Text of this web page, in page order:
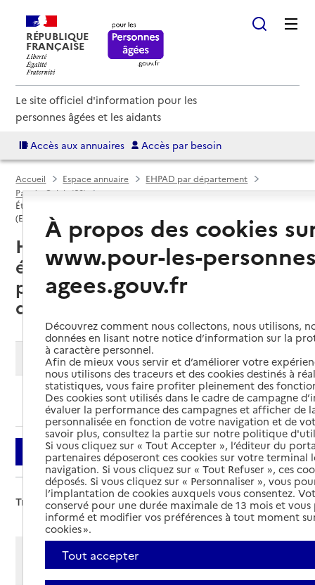
RÉPUBLIQUE
FRANÇAISE
Le site officiel d'information pour les
personnes âgées et les aidants
Accès aux annuaires Accès par besoin
Accueil Espace annuaire
EHPAD par département
Pas-de-Calais (62)
Établissement d'hébergement pour personnes âgées dépendantes
(EHPAD)
Hesdin (62140) : liste des 3
établissements d'hébergement
pour personnes âgées
dépendantes (EHPAD)
Modifier ma recherche
Ajouter cette recherche aux favoris
Filtrer
Trier par :
Afficher les résultats par:
Mode liste
Mode carte
À propos des cookies
www.pour-les-
agees.gouv.fr
Découvrez comment nous collectons, nous utilisons,
données en lisant notre notice d’information sur la
à caractère personnel.
Afin de mieux vous servir et d’améliorer votre
nous utilisons des traceurs et des cookies destinés à
statistiques, vous faire profiter pleinement des
Des cookies sont utilisés dans le cadre de campagne
évaluer la performance des campagnes et afficher de
personnalisée en fonction de votre navigation et de
savoir plus, consultez la partie sur notre politique
Si vous cliquez sur « Tout Accepter », l’éditeur du
partenaires déposeront ces cookies sur votre terminal
navigation. Si vous cliquez sur « Tout Refuser », ces
déposés. Si vous cliquez sur « Personnaliser », vous
l’implantation de cookies auxquels vous consentez.
conservé pour une durée maximale de 13 mois et
informé et modifier vos préférences à tout moment
cookies ».
Tout accepter